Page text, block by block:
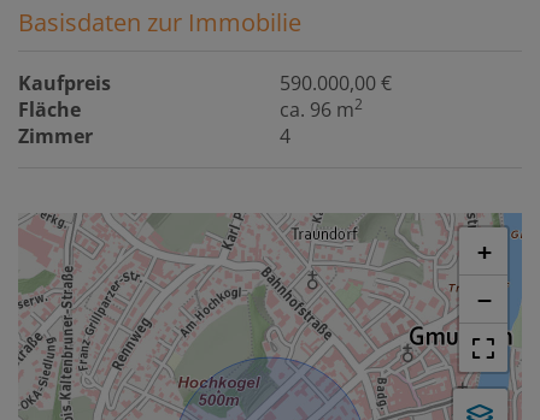
Basisdaten zur Immobilie
Kaufpreis
590.000,00 €
Fläche
ca. 96 m2
Zimmer 4
+
−